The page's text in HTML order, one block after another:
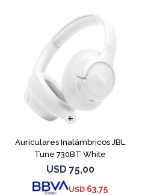
Auriculares Inalámbricos JBL
Tune 730BT White
USD 75,00
USD 63,75